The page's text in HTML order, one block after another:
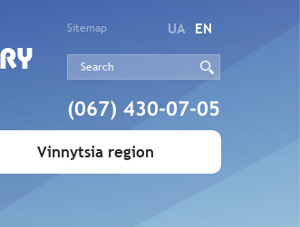
Sitemap UA EN
(067) 430-07-05
Vinnytsia region